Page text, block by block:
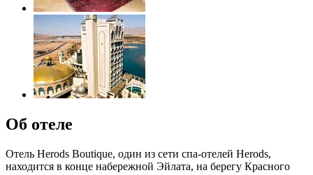
Об отеле
Отель Herods Boutique, один из сети спа-отелей Herods,
находится в конце набережной Эйлата, на берегу Красного